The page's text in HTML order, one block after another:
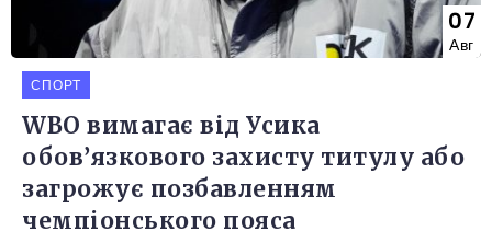
07
Авг
СПОРТ
WBO вимагає від Усика
обов’язкового захисту титулу або
загрожує позбавленням
чемпіонського пояса